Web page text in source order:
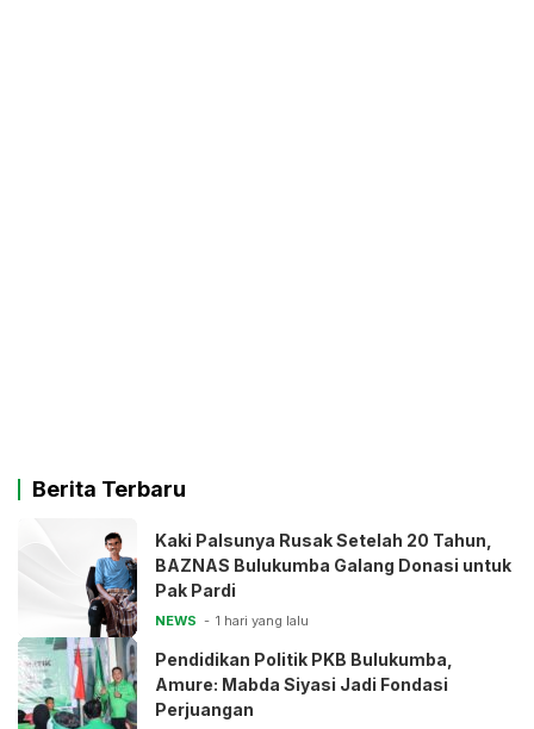
Berita Terbaru
Kaki Palsunya Rusak Setelah 20 Tahun,
BAZNAS Bulukumba Galang Donasi untuk
Pak Pardi
NEWS 1 hari yang lalu
Pendidikan Politik PKB Bulukumba,
Amure: Mabda Siyasi Jadi Fondasi
Perjuangan